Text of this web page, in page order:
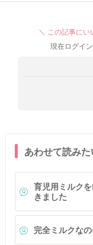
＼ この記事にい
現在ログイン
あわせて読み
育児用ミルク
きました
完全ミルクな